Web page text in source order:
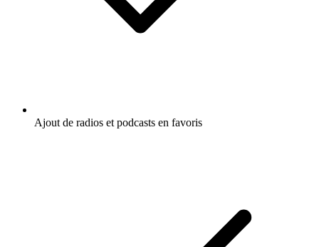
Ajout de radios et podcasts en favoris